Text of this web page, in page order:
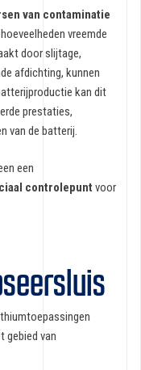
van contaminatie
vreemde
door slijtage,
afdichting, kunnen
kan dit
prestaties,
van de batterij.
een
controlepunt voor
gebied van